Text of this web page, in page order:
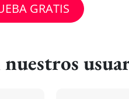
GRATIS